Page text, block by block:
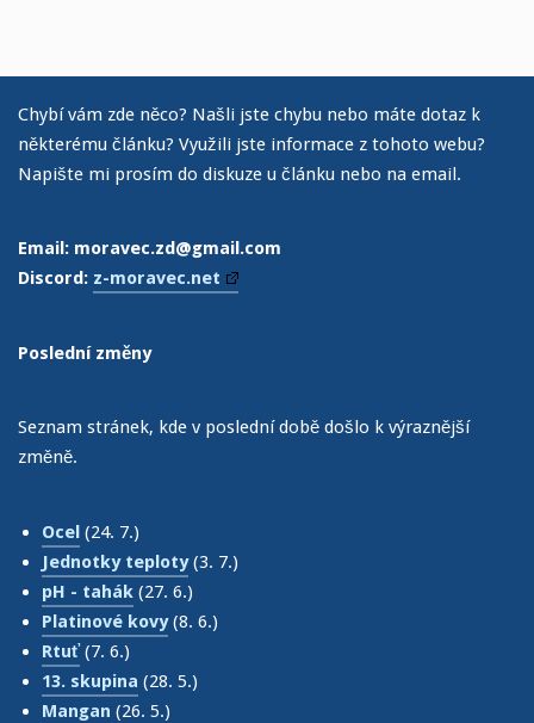
Chybí vám zde něco? Našli jste chybu nebo máte dotaz k
některému článku? Využili jste informace z tohoto webu?
Napište mi prosím do diskuze u článku nebo na email.
Email: moravec.zd@gmail.com
Discord: z-moravec.net
Poslední změny
Seznam stránek, kde v poslední době došlo k výraznější
změně.
Ocel (24. 7.)
Jednotky teploty(3. 7.)
pH - tahák (27. 6.)
Platinové kovy(8. 6.)
Rtuť(7. 6.)
13. skupina (28. 5.)
Mangan (26. 5.)